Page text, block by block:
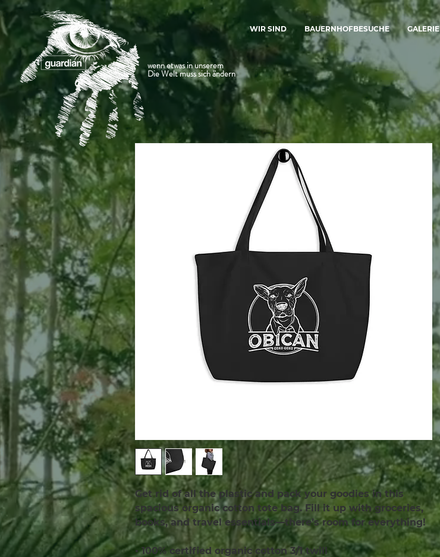
wenn etwas in unserem
Die Welt muss sich ändern
WIR SIND BAUERNHOFBESUCHE GALERIE
Get rid of all the plastic and pack your goodies in this
spacious organic cotton tote bag. Fill it up with groceries,
books, and travel essentials—there’s room for everything!
• 100% certified organic cotton 3/1 twill